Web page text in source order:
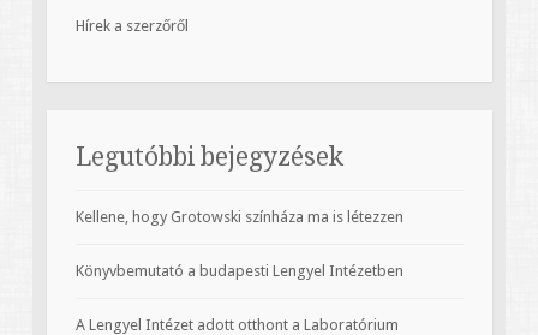
Hírek a szerzőről
Legutóbbi bejegyzések
Kellene, hogy Grotowski színháza ma is létezzen
Könyvbemutató a budapesti Lengyel Intézetben
A Lengyel Intézet adott otthont a Laboratórium